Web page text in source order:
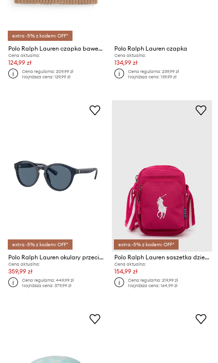
extra -5% z kodem: OFF*
Polo Ralph Lauren czapka bawełniana dziecięca
Cena aktualna:
124,99 zł
Cena regularna:209,99 zł
Najniższa cena:129,99 zł
Polo Ralph Lauren czapka
Cena aktualna:
134,99 zł
Cena regularna:239,99 zł
Najniższa cena:139,99 zł
extra -5% z kodem: OFF*
Polo Ralph Lauren okulary przeciwsłoneczne dziecięce
Cena aktualna:
359,99 zł
Cena regularna:449,99 zł
Najniższa cena:379,99 zł
extra -5% z kodem: OFF*
Polo Ralph Lauren saszetka dziecięca
Cena aktualna:
154,99 zł
Cena regularna:219,99 zł
Najniższa cena:164,99 zł